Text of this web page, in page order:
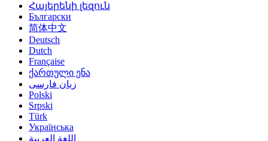
Հայերենի լեզուն
Български
简体中文
Deutsch
Dutch
Française
ქართული ენა
زبان فارسی
Polski
Srpski
Türk
Українська
اللغة العربية